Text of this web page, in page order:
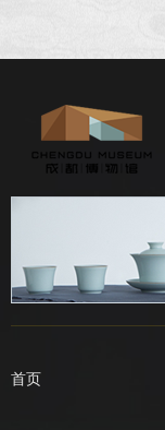
首页